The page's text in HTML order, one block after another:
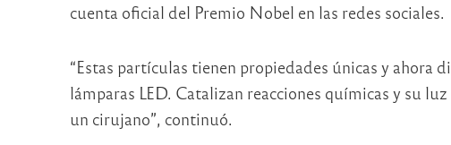
cuenta oficial del Premio Nobel en las redes sociales.
“Estas partículas tienen propiedades únicas y ahora
lámparas LED. Catalizan reacciones químicas y su
un cirujano”, continuó.